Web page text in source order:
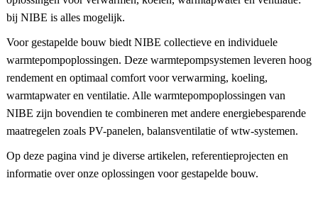
bij NIBE is alles mogelijk.
Voor gestapelde bouw biedt NIBE collectieve en individuele
warmtepompoplossingen. Deze warmtepompsystemen leveren hoog
rendement en optimaal comfort voor verwarming, koeling,
warmtapwater en ventilatie. Alle warmtepompoplossingen van
NIBE zijn bovendien te combineren met andere energiebesparende
maatregelen zoals PV-panelen, balansventilatie of wtw-systemen.
Op deze pagina vind je diverse artikelen, referentieprojecten en
informatie over onze oplossingen voor gestapelde bouw.